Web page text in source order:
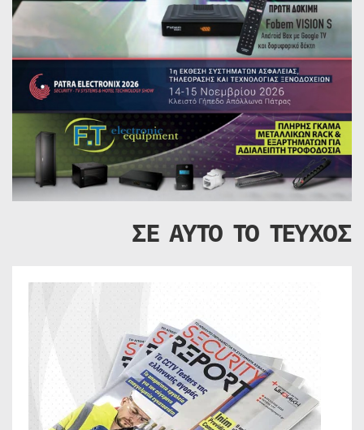
ΣΕ ΑΥΤΟ ΤΟ ΤΕΥΧΟΣ